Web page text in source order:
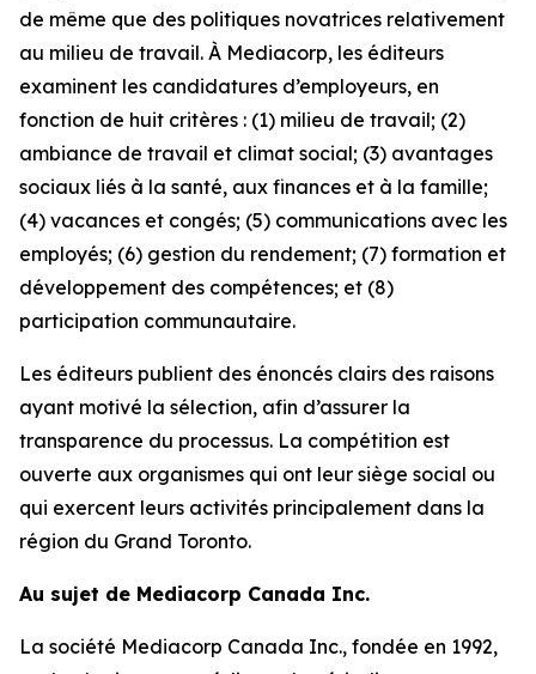
de même que des politiques novatrices relativement
au milieu de travail. À Mediacorp, les éditeurs
examinent les candidatures d’employeurs, en
fonction de huit critères : (1) milieu de travail; (2)
ambiance de travail et climat social; (3) avantages
sociaux liés à la santé, aux finances et à la famille;
(4) vacances et congés; (5) communications avec les
employés; (6) gestion du rendement; (7) formation et
développement des compétences; et (8)
participation communautaire.
Les éditeurs publient des énoncés clairs des raisons
ayant motivé la sélection, afin d’assurer la
transparence du processus. La compétition est
ouverte aux organismes qui ont leur siège social ou
qui exercent leurs activités principalement dans la
région du Grand Toronto.
Au sujet de Mediacorp Canada Inc.
La société Mediacorp Canada Inc., fondée en 1992,